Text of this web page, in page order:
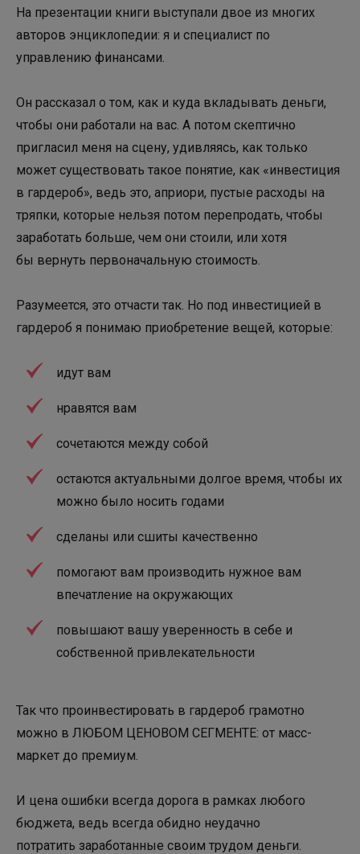
На презентации книги выступали двое из многих
авторов энциклопедии: я и специалист по
управлению финансами.
Он рассказал о том, как и куда вкладывать деньги,
чтобы они работали на вас. А потом скептично
пригласил меня на сцену, удивляясь, как только
может существовать такое понятие, как «инвестиция
в гардероб», ведь это, априори, пустые расходы на
тряпки, которые нельзя потом перепродать, чтобы
заработать больше, чем они стоили, или хотя
бы вернуть первоначальную стоимость.
Разумеется, это отчасти так. Но под инвестицией в
гардероб я понимаю приобретение вещей, которые:
идут вам
нравятся вам
сочетаются между собой
остаются актуальными долгое время, чтобы их
можно было носить годами
сделаны или сшиты качественно
помогают вам производить нужное вам
впечатление на окружающих
повышают вашу уверенность в себе и
собственной привлекательности
Так что проинвестировать в гардероб грамотно
можно в ЛЮБОМ ЦЕНОВОМ СЕГМЕНТЕ: от масс-
маркет до премиум.
И цена ошибки всегда дорога в рамках любого
бюджета, ведь всегда обидно неудачно
потратить заработанные своим трудом деньги.